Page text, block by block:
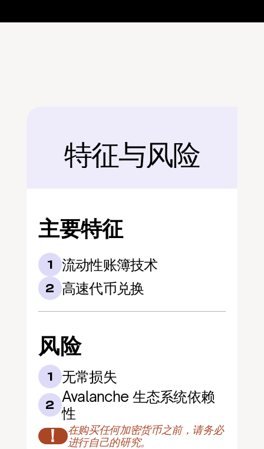
后面
特征与风险
主要特征
1 流动性账簿技术
2 高速代币兑换
风险
1 无常损失
2 Avalanche 生态系统依赖
性
！
在购买任何加密货币之前，请务必
进行自己的研究。